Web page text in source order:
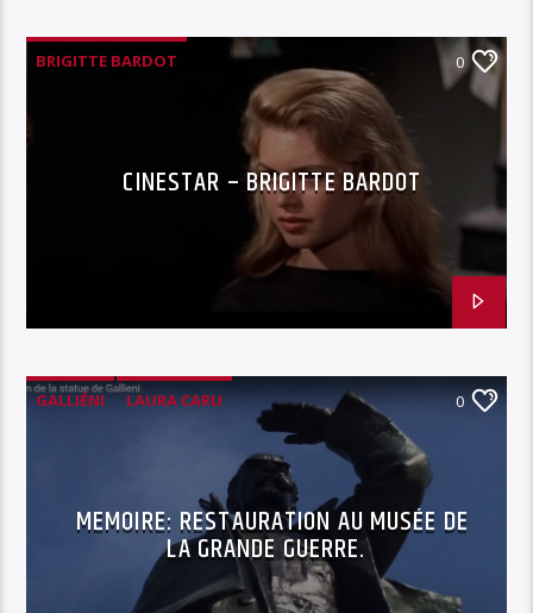
BRIGITTE BARDOT 0
CINESTAR – BRIGITTE BARDOT
GALLIÉNI
LAURA CARU
RESTAURATION OEUVRE D'ART
0
MEMOIRE: RESTAURATION AU MUSÉE DE
LA GRANDE GUERRE.